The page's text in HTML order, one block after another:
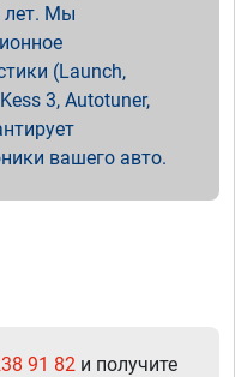
лет. Мы
(Launch,
3, Autotuner,
вашего авто.
91 82 и получите